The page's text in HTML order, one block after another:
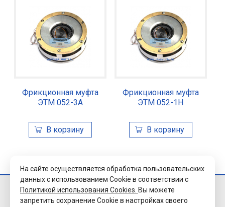
Фрикционная муфта
ЭТМ 052-3А
Фрикционная муфта
ЭТМ 052-1Н
© 2026 Завод
«Уралэлектромуфта»
На сайте осуществляется обработка пользовательских
данных с использованием Cookie в соответствии с
Политикой использования Cookies. Вы можете
запретить сохранение Cookie в настройках своего